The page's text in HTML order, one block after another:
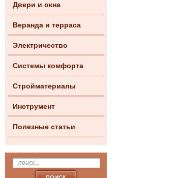
Двери и окна
Веранда и терраса
Электричество
Системы комфорта
Стройматериалы
Инструмент
Полезные статьи